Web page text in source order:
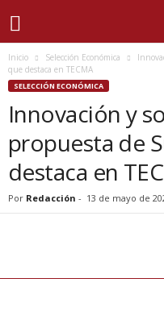
Inicio Selección Económica
que destaca en TECMA
SELECCIÓN ECONÓMICA
Innovación y
propuesta de
destaca en
Por Redacción - 13 de mayo de